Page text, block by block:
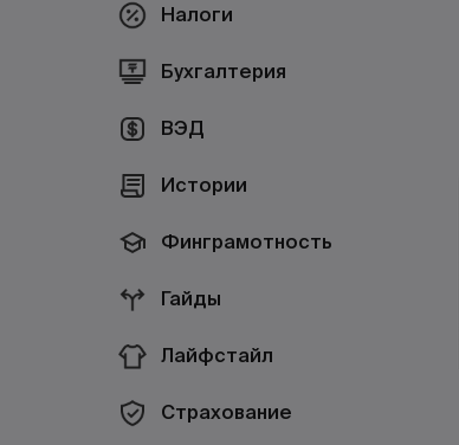
Налоги
Бухгалтерия
ВЭД
Истории
Финграмотность
Гайды
Лайфстайл
Страхование